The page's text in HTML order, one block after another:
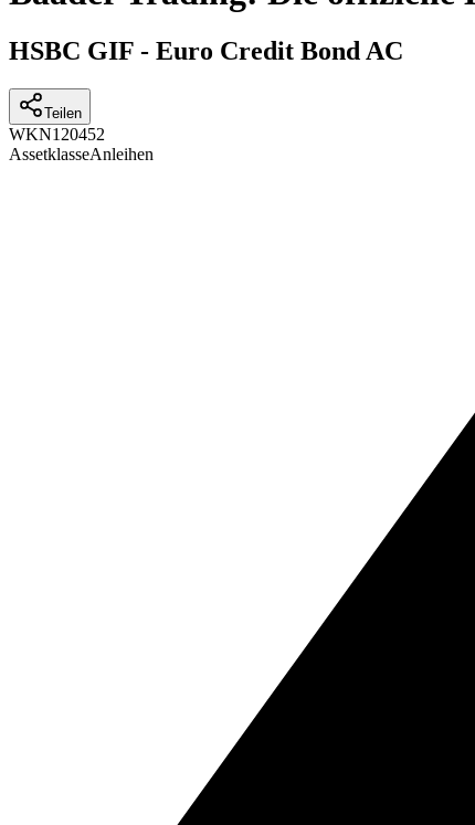
HSBC GIF - Euro Credit Bond AC
Teilen
WKN120452
AssetklasseAnleihen